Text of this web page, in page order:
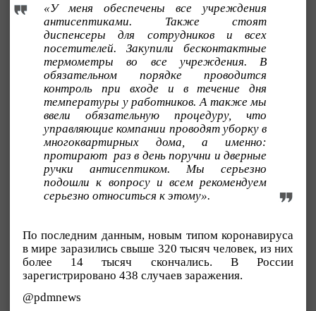
«У меня обеспечены все учреждения
антисептиками. Также стоят
диспенсеры для сотрудников и всех
посетителей. Закупили бесконтактные
термометры во все учреждения. В
обязательном порядке проводится
контроль при входе и в течение дня
температуры у работников. А также мы
ввели обязательную процедуру, что
управляющие компании проводят уборку в
многоквартирных дома, а именно:
протирают раз в день поручни и дверные
ручки антисептиком. Мы серьезно
подошли к вопросу и всем рекомендуем
серьезно относиться к этому».
По последним данным, новым типом коронавируса
в мире заразились свыше 320 тысяч человек, из них
более 14 тысяч скончались. В России
зарегистрировано 438 случаев заражения.
@pdmnews